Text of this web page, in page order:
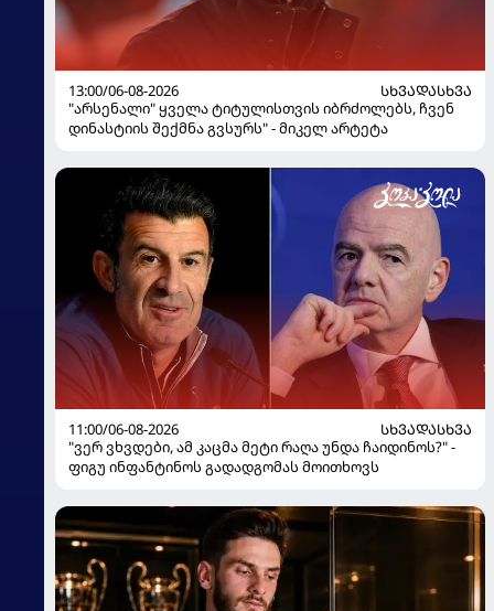
13:00/06-08-2026
ᲡᲮᲕᲐᲓᲐᲡᲮᲕᲐ
"არსენალი" ყველა ტიტულისთვის იბრძოლებს, ჩვენ
დინასტიის შექმნა გვსურს" - მიკელ არტეტა
11:00/06-08-2026
ᲡᲮᲕᲐᲓᲐᲡᲮᲕᲐ
"ვერ ვხვდები, ამ კაცმა მეტი რაღა უნდა ჩაიდინოს?" -
ფიგუ ინფანტინოს გადადგომას მოითხოვს